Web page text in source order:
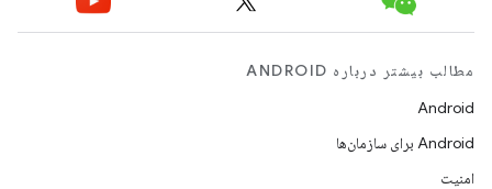
مطالب بیشتر درباره ANDROID
Android
Android برای سازمان‌ها
امنیت